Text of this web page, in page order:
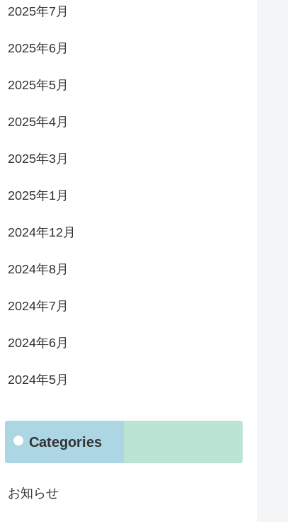
2025年7月
2025年6月
2025年5月
2025年4月
2025年3月
2025年1月
2024年12月
2024年8月
2024年7月
2024年6月
2024年5月
Categories
お知らせ